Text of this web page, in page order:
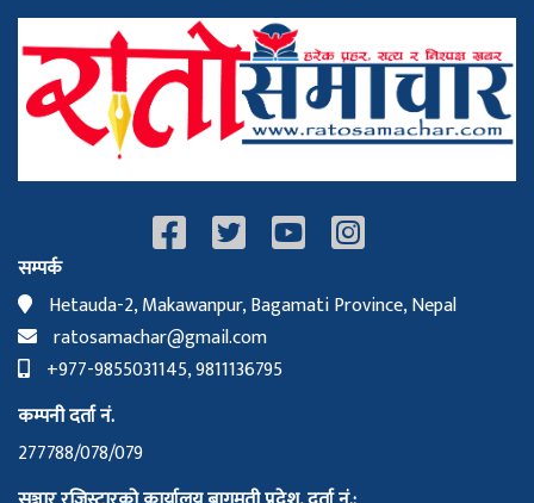
सम्पर्क
Hetauda-2, Makawanpur, Bagamati Province, Nepal
ratosamachar@gmail.com
+977-9855031145, 9811136795
कम्पनी दर्ता नं.
277788/078/079